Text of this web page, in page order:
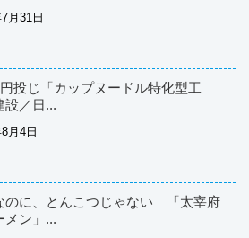
月31日
投じ「カップヌードル特化型工
設／日...
月4日
のに、とんこつじゃない 「太宰府
メン」...